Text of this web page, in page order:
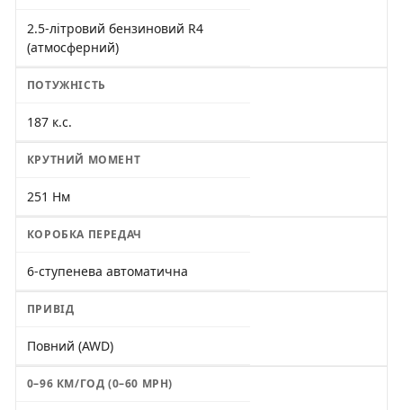
2.5-літровий бензиновий R4
(атмосферний)
ПОТУЖНІСТЬ
187 к.с.
КРУТНИЙ МОМЕНТ
251 Нм
КОРОБКА ПЕРЕДАЧ
6-ступенева автоматична
ПРИВІД
Повний (AWD)
0–96 КМ/ГОД (0–60 MPH)